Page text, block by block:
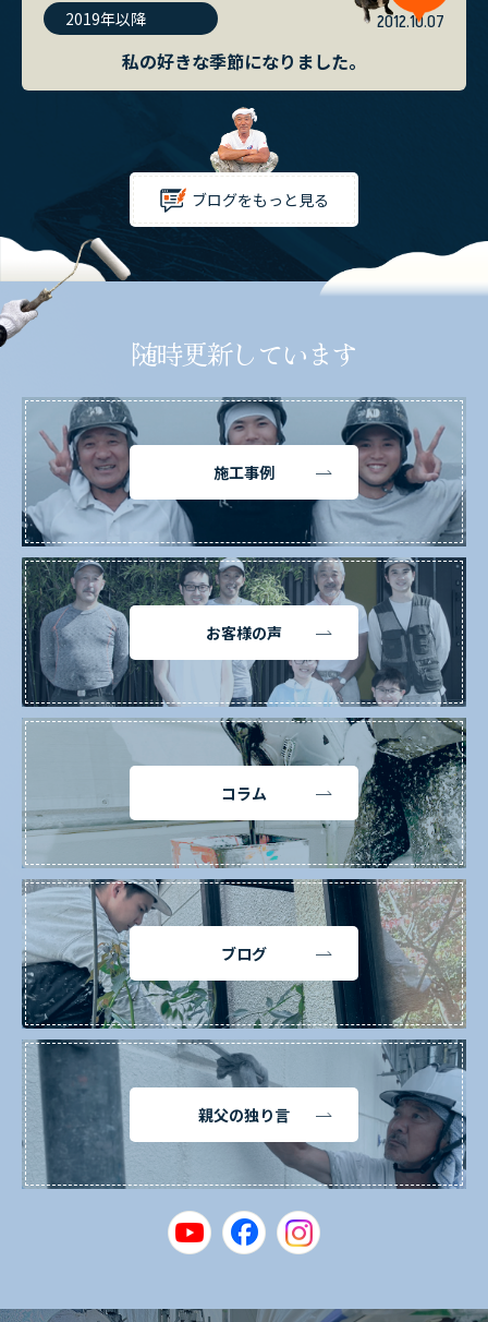
2019年以降 2012.10.07
私の好きな季節になりました。
ブログをもっと見る
随時更新しています
施工事例
お客様の声
コラム
ブログ
親父の独り言